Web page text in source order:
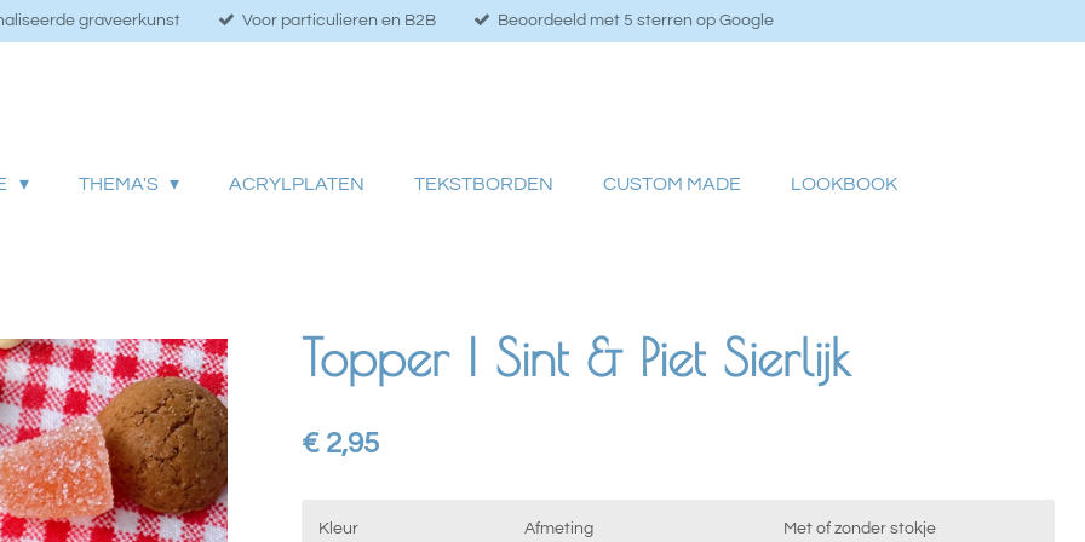
graveerkunst Voor particulieren en B2B Beoordeeld met 5 sterren op Google
THEMA'S ACRYLPLATEN TEKSTBORDEN CUSTOM MADE LOOKBOOK
Topper | Sint & Piet Sierlijk
€ 2,95
Kleur Afmeting Met of zonder stokje